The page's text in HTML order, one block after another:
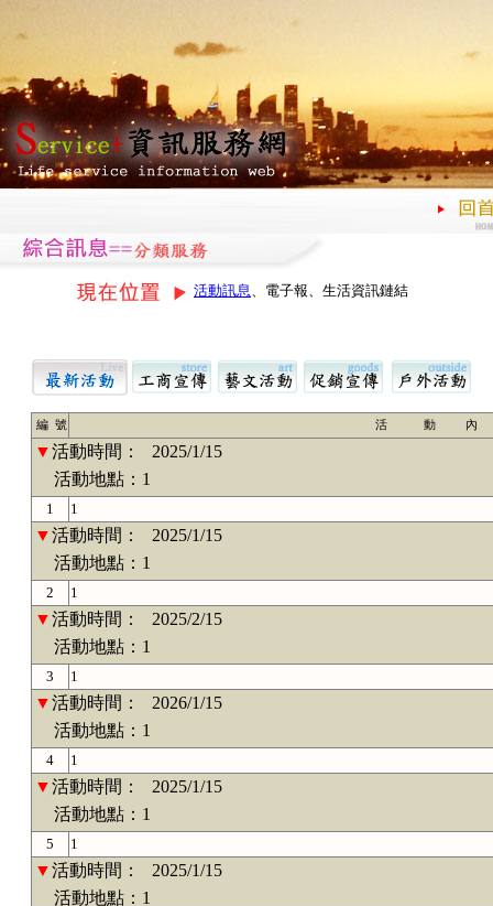
活動訊息、電子報、生活資訊鏈結
編 號 活 動 內
▼活動時間：
2025/1/15
活動地點：1
1 1
▼活動時間：
2025/1/15
活動地點：1
2 1
▼活動時間：
2025/2/15
活動地點：1
3 1
▼活動時間：
2026/1/15
活動地點：1
4 1
▼活動時間：
2025/1/15
活動地點：1
5 1
▼活動時間：
2025/1/15
活動地點：1